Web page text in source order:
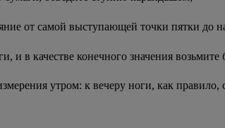
от самой выступающей точки пятки до
и в качестве конечного значения возьмите
утром: к вечеру ноги, как правило,